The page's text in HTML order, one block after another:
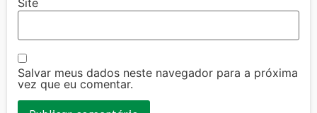
Site
Salvar meus dados neste navegador para a próxima
vez que eu comentar.